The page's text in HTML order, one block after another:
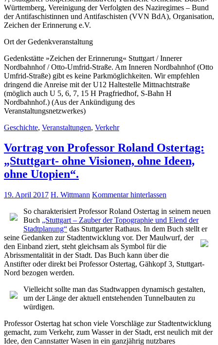
Württemberg, Vereinigung der Verfolgten des Naziregimes – Bund
der Antifaschistinnen und Antifaschisten (VVN BdA), Organisation,
Zeichen der Erinnerung e.V.
Ort der Gedenkveranstaltung
Gedenkstätte »Zeichen der Erinnerung« Stuttgart / Innerer
Nordbahnhof / Otto-Umfrid-Straße. Am Inneren Nordbahnhof (Otto
Umfrid-Straße) gibt es keine Parkmöglichkeiten. Wir empfehlen
dringend die Anreise mit der U12 Haltestelle Mittnachtstraße
(möglich auch U 5, 6, 7, 15 H Pragfriedhof, S-Bahn H
Nordbahnhof.) (Aus der Ankündigung des
Veranstaltungsnetzwerkes)
Geschichte, Veranstaltungen, Verkehr
Vortrag von Professor Roland Ostertag:
„Stuttgart- ohne Visionen, ohne Ideen,
ohne Utopien“.
19. April 2017 H. Wittmann Kommentar hinterlassen
So charakterisiert Professor Roland Ostertag in seinem neuen
Buch „Stuttgart – Zauber der Topographie und Elend der
Stadtplanung“ das Stuttgarter Rathaus. In dem Buch stellt er
seine Gedanken zur Stadtentwicklung vor. Der Maulwurf, der
den Einband ziert, steht gleichsam als Symbol für die
Abrissmentalität in der Stadt. Das Buch kann über die
Anstifter oder direkt bei Professor Ostertag, Gähkopf 3, Stuttgart-
Nord bezogen werden.
Vielleicht sollte man das Stadtwappen dynamisch gestalten,
um der Länge der aktuell entstehenden Tunnelbauten zu
würdigen.
Professor Ostertag hat schon viele Vorschläge zur Stadtentwicklung
gemacht, zum Verkehr, zum Wasser in der Stadt, erst neulich mit der
Idee, den Cannstatter Wasen in ein ganzjährig nutzbares